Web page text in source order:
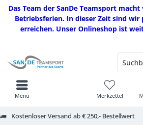
Das Team der SanDe Teamsport
Betriebsferien. In dieser Zeit sind wir
erreichen. Unser Onlineshop ist
Kostenloser Versand ab € 250,- Bestellwert
Merkzettel
Menü